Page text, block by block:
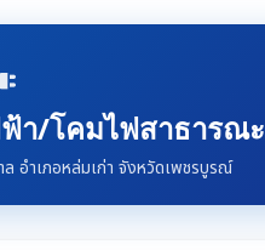
า/โคมไฟสาธารณะ
อำเภอหล่มเก่า จังหวัดเพชรบูรณ์